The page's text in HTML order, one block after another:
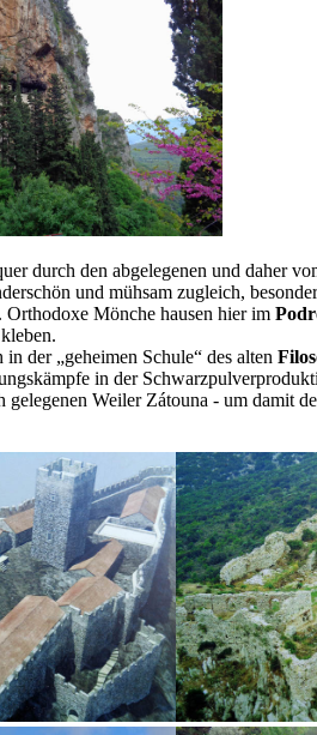
durch den abgelegenen und daher
und mühsam zugleich,
Mönche hausen hier im
der „geheimen Schule“ des alten
in der
Weiler Zátouna - um damit